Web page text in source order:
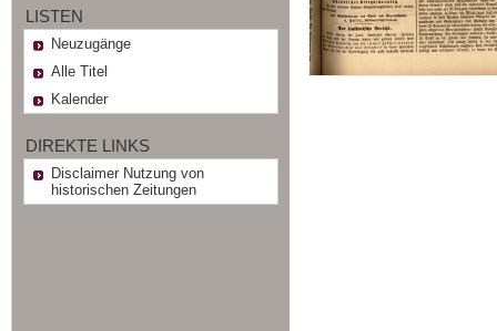
LISTEN
Neuzugänge
Alle Titel
Kalender
DIREKTE LINKS
Disclaimer Nutzung von
historischen Zeitungen